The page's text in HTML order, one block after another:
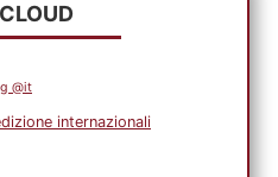
@it
internazionali